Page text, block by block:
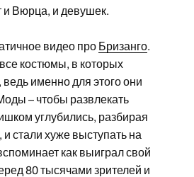
и Вюрца, и девушек.
видео про Бризанго.
костюмы, в которых
именно для этого они
– чтобы развлекать
углубились, разбирая
стали хуже выступать на
как выиграл свой
80 тысячами зрителей и